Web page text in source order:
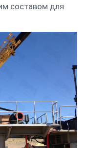
составом для